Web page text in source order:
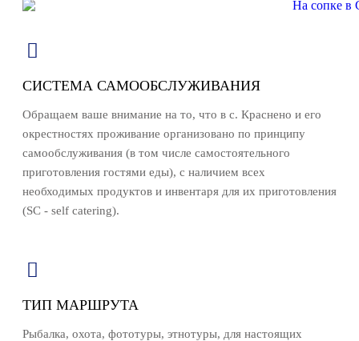
СИСТЕМА САМООБСЛУЖИВАНИЯ
Обращаем ваше внимание на то, что в с. Краснено и его
окрестностях проживание организовано по принципу
самообслуживания (в том числе самостоятельного
приготовления гостями еды), с наличием всех
необходимых продуктов и инвентаря для их приготовления
(SC - self catering).
ТИП МАРШРУТА
Рыбалка, охота, фототуры, этнотуры, для настоящих